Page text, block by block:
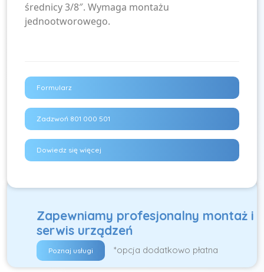
średnicy 3/8″. Wymaga montażu
jednootworowego.
Formularz
Zadzwoń 801 000 501
Dowiedz się więcej
Zapewniamy profesjonalny montaż i
serwis urządzeń
Poznaj usługi *opcja dodatkowo płatna